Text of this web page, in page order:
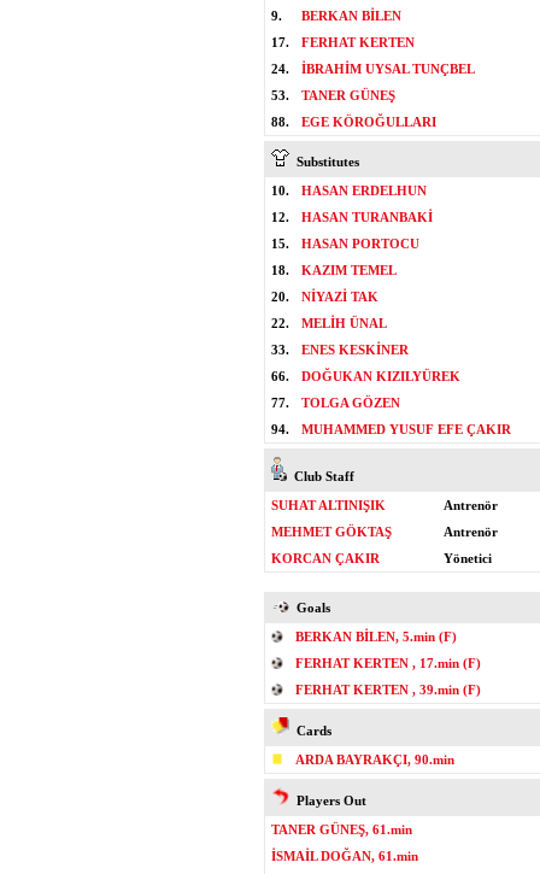
9.
BERKAN BİLEN
17.
FERHAT KERTEN
24.
İBRAHİM UYSAL TUNÇBEL
53.
TANER GÜNEŞ
88.
EGE KÖROĞULLARI
Substitutes
10.
HASAN ERDELHUN
12.
HASAN TURANBAKİ
15.
HASAN PORTOCU
18.
KAZIM TEMEL
20.
NİYAZİ TAK
22.
MELİH ÜNAL
33.
ENES KESKİNER
66.
DOĞUKAN KIZILYÜREK
77.
TOLGA GÖZEN
94.
MUHAMMED YUSUF EFE ÇAKIR
Club Staff
SUHAT ALTINIŞIK
Antrenör
MEHMET GÖKTAŞ
Antrenör
KORCAN ÇAKIR
Yönetici
Goals
BERKAN BİLEN, 5.min (F)
FERHAT KERTEN , 17.min (F)
FERHAT KERTEN , 39.min (F)
Cards
ARDA BAYRAKÇI, 90.min
Players Out
TANER GÜNEŞ, 61.min
İSMAİL DOĞAN, 61.min